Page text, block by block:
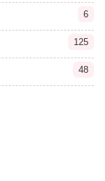
6
125
48